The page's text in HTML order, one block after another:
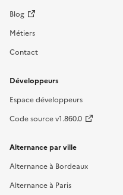
Blog
Métiers
Contact
Développeurs
Espace développeurs
Code source v1.860.0
Alternance par ville
Alternance à Bordeaux
Alternance à Paris